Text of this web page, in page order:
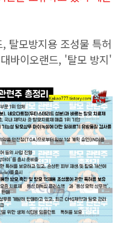
탈모방지용 조성물 특허
바이오랜드, '탈모 방지'